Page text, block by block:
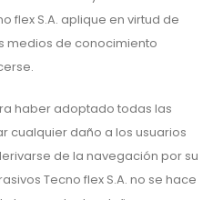
flex S.A. aplique en virtud de
medios de conocimiento
haber adoptado todas las
cualquier daño a los usuarios
de la navegación por su
Tecno flex S.A. no se hace